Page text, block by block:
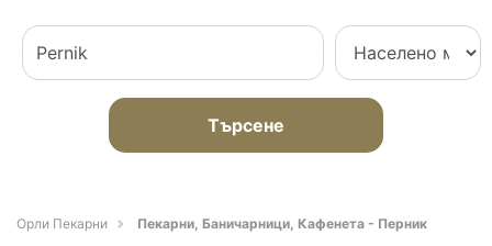
Търсене
Орли Пекарни Пекарни, Баничарници, Кафенета - Перник